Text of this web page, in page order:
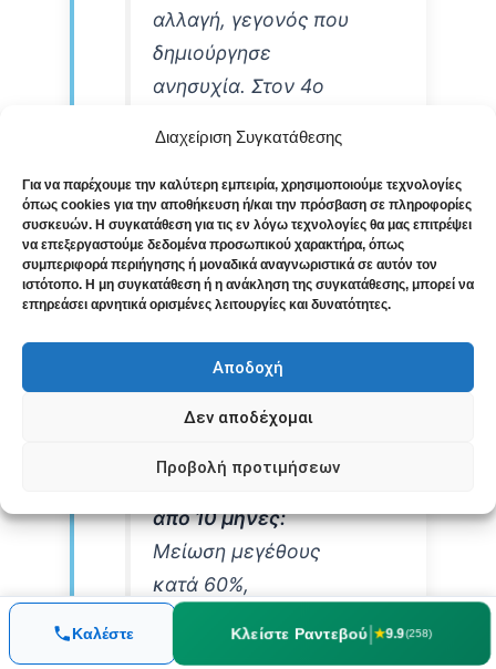
Διαχείριση Συγκατάθεσης
Για να παρέχουμε την καλύτερη εμπειρία, χρησιμοποιούμε τεχνολογίες
όπως cookies για την αποθήκευση ή/και την πρόσβαση σε πληροφορίες
συσκευών. Η συγκατάθεση για τις εν λόγω τεχνολογίες θα μας επιτρέψει
να επεξεργαστούμε δεδομένα προσωπικού χαρακτήρα, όπως
συμπεριφορά περιήγησης ή μοναδικά αναγνωριστικά σε αυτόν τον
ιστότοπο. Η μη συγκατάθεση ή η ανάκληση της συγκατάθεσης, μπορεί να
επηρεάσει αρνητικά ορισμένες λειτουργίες και δυνατότητες.
Αποδοχή
Δεν αποδέχομαι
Προβολή προτιμήσεων
αλλαγή, γεγονός που
δημιούργησε
ανησυχία. Στον 4ο
μείωση της
αιμορραγίας. Στον 6ο
μήνα, η διάρκεια της
περιόδου μειώθηκε
για πρώτη φορά σε 7
ημέρες. Στον 8ο
μειωθεί στα 3.1
από 10 μήνες:
Μείωση μεγέθους
κατά 60%,
αιμοσφαιρίνη 11.5,
βελτιωμένη
Καλέστε Κλείστε Ραντεβού| ★9.9(258)